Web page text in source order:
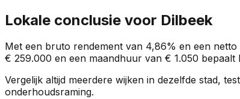
Lokale conclusie voor Dilbeek
Met een bruto rendement van 4,86% en een
€ 259.000 en een maandhuur van € 1.050 bepaalt
Vergelijk altijd meerdere wijken in dezelfde stad,
onderhoudsraming.